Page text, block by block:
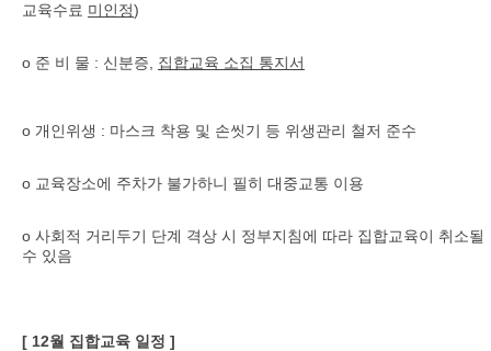
교육수료 미인정)
o 준 비 물 : 신분증, 집합교육 소집 통지서
o 개인위생 : 마스크 착용 및 손씻기 등 위생관리 철저 준수
o 교육장소에 주차가 불가하니 필히 대중교통 이용
o 사회적 거리두기 단계 격상 시 정부지침에 따라 집합교육이 취소될
수 있음
[ 12월 집합교육 일정 ]